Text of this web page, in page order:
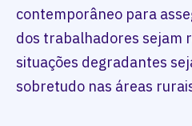
contemporâneo para
dos trabalhadores sejam
situações degradantes
sobretudo nas áreas